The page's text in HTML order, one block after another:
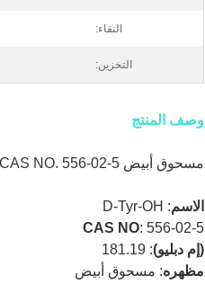
النقاء:
التخزين:
وصف المنتج
مسحوق أبيض D-Tyr-OH CAS NO. 556-02-5 نقاء 99+
الاسم:
D-Tyr-OH
CAS NO: 556-02-5
(إم دبليو):
181.19
مظهره: مسحوق أبيض